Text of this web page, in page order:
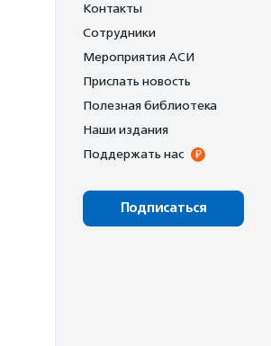
Контакты
Сотрудники
Мероприятия АСИ
Прислать новость
Полезная библиотека
Наши издания
Поддержать нас
Подписаться